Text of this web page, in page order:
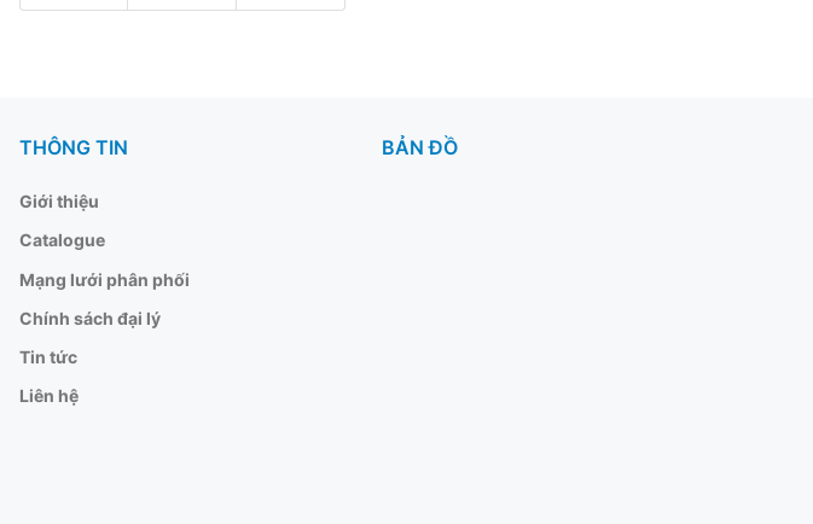
THÔNG TIN
Giới thiệu
Catalogue
Mạng lưới phân phối
Chính sách đại lý
Tin tức
Liên hệ
BẢN ĐỒ